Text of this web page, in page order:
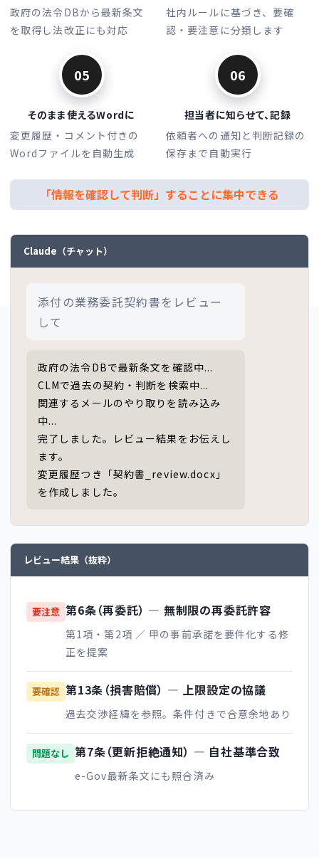
政府の法令DBから最新条文
を取得し法改正にも対応
社内ルールに基づき、要確
認・要注意に分類します
05
そのまま使えるWordに
変更履歴・コメント付きの
Wordファイルを自動生成
06
担当者に知らせて、記録
依頼者への通知と判断記録の
保存まで自動実行
「情報を確認して判断」することに集中できる
Claude（チャット）
添付の業務委託契約書をレビュー
して
政府の法令DBで最新条文を確認中...
CLMで過去の契約・判断を検索中...
関連するメールのやり取りを読み込み
中...
完了しました。レビュー結果をお伝えし
ます。
変更履歴つき「契約書_review.docx」
を作成しました。
レビュー結果（抜粋）
要注意 第6条（再委託） ― 無制限の再委託許容
第1項・第2項 ／ 甲の事前承諾を要件化する修
正を提案
要確認 第13条（損害賠償） ― 上限設定の協議
過去交渉経緯を参照。条件付きで合意余地あり
問題なし 第7条（更新拒絶通知） ― 自社基準合致
e-Gov最新条文にも照合済み